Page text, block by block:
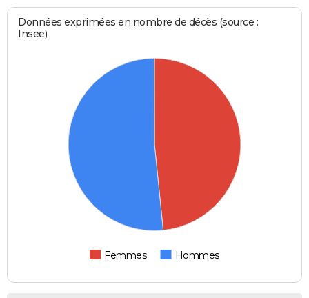
Données exprimées en nombre de décès (source :
Insee)
Femmes Hommes